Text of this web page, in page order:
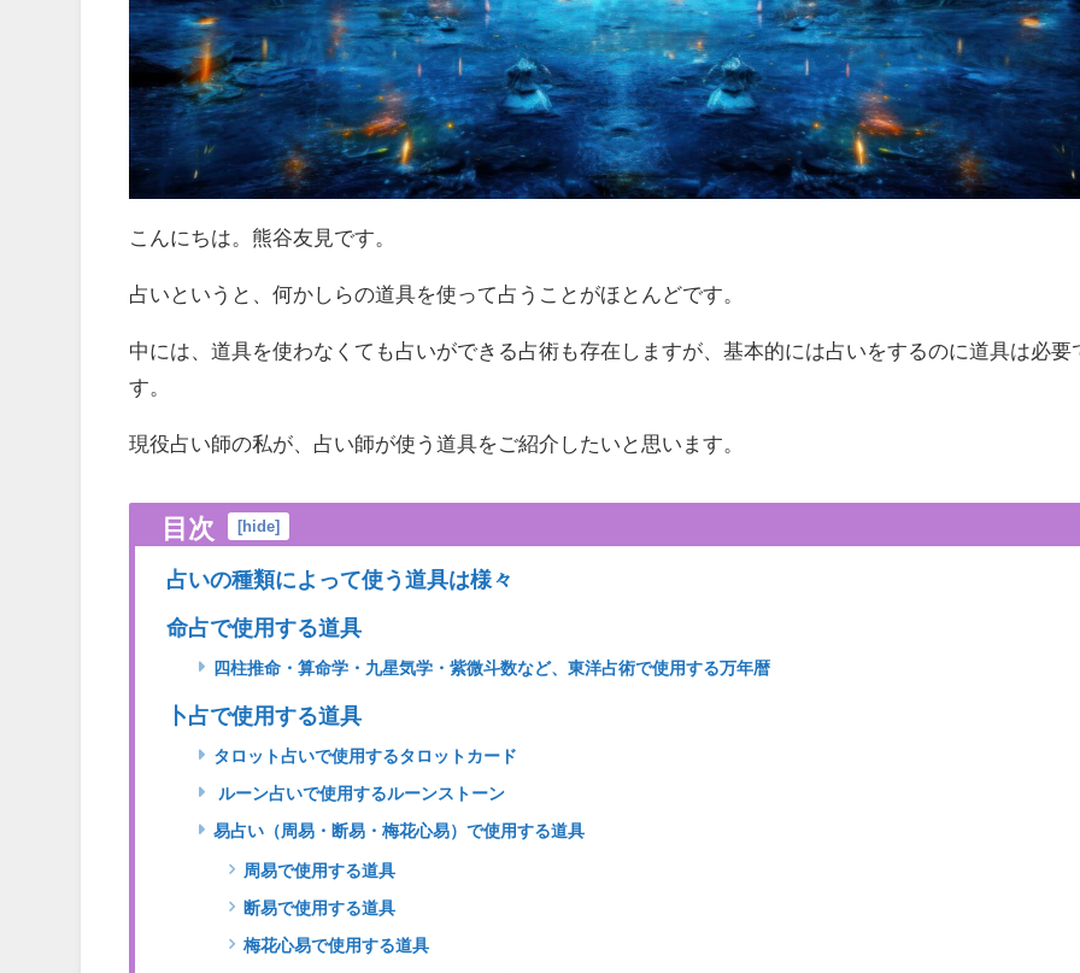
こんにちは。熊谷友見です。
占いというと、何かしらの道具を使って占うことがほとんどです。
中には、道具を使わなくても占いができる占術も存在しますが、基本的には占いをするのに道具は必要
す。
現役占い師の私が、占い師が使う道具をご紹介したいと思います。
目次 [hide]
占いの種類によって使う道具は様々
命占で使用する道具
四柱推命・算命学・九星気学・紫微斗数など、東洋占術で使用する万年暦
卜占で使用する道具
タロット占いで使用するタロットカード
ルーン占いで使用するルーンストーン
易占い（周易・断易・梅花心易）で使用する道具
周易で使用する道具
断易で使用する道具
梅花心易で使用する道具